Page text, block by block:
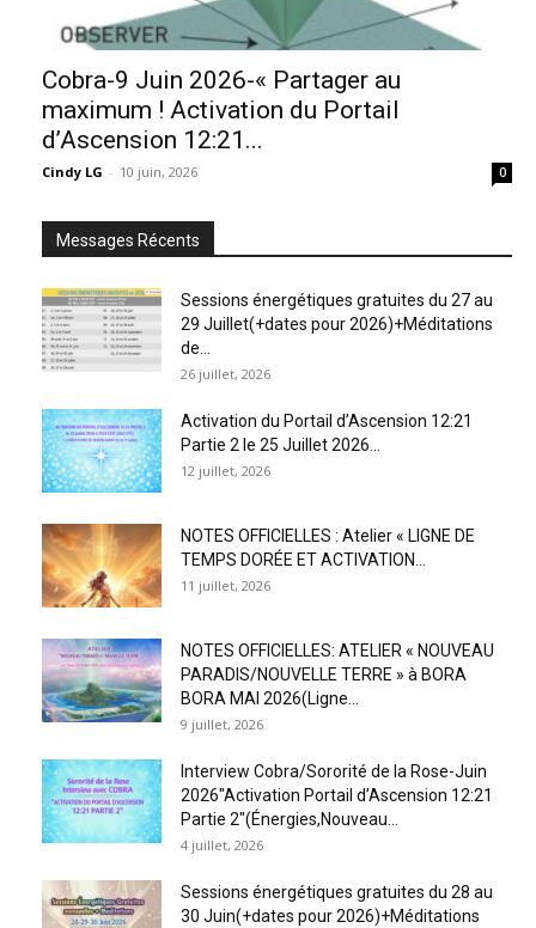
Cobra-9 Juin 2026-« Partager au
maximum ! Activation du Portail
d’Ascension 12:21...
Cindy LG - 10 juin, 2026 0
Messages Récents
Sessions énergétiques gratuites du 27 au
29 Juillet(+dates pour 2026)+Méditations
de...
26 juillet, 2026
Activation du Portail d’Ascension 12:21
Partie 2 le 25 Juillet 2026...
12 juillet, 2026
NOTES OFFICIELLES : Atelier « LIGNE DE
TEMPS DORÉE ET ACTIVATION...
11 juillet, 2026
NOTES OFFICIELLES: ATELIER « NOUVEAU
PARADIS/NOUVELLE TERRE » à BORA
BORA MAI 2026(Ligne...
9 juillet, 2026
Interview Cobra/Sororité de la Rose-Juin
2026″Activation Portail d’Ascension 12:21
Partie 2″(Énergies,Nouveau...
4 juillet, 2026
Sessions énergétiques gratuites du 28 au
30 Juin(+dates pour 2026)+Méditations